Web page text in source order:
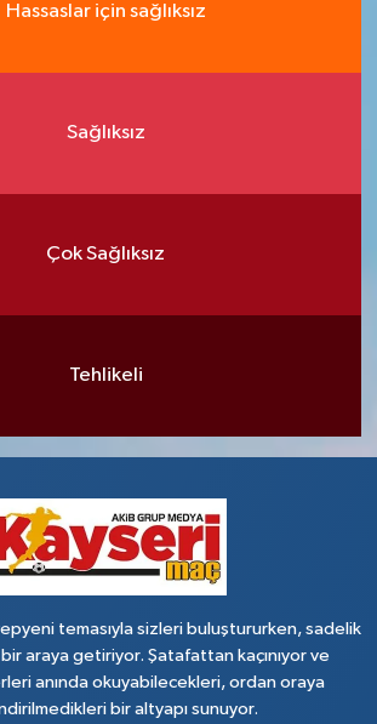
Hassaslar için sağlıksız
Sağlıksız
Çok Sağlıksız
Tehlikeli
temasıyla sizleri buluştururken, sadelik
araya getiriyor. Şatafattan kaçınıyor ve
anında okuyabilecekleri, ordan oraya
bir altyapı sunuyor.